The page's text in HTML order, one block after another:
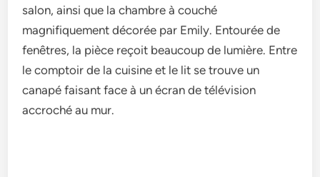
salon, ainsi que la chambre à couché
magnifiquement décorée par Emily. Entourée de
fenêtres, la pièce reçoit beaucoup de lumière. Entre
le comptoir de la cuisine et le lit se trouve un
canapé faisant face à un écran de télévision
accroché au mur.